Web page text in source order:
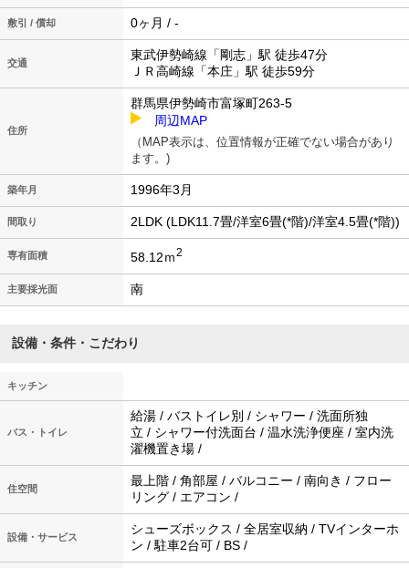
敷引 / 償却 0ヶ月 / -
交通
東武伊勢崎線「剛志」駅 徒歩47分
ＪＲ高崎線「本庄」駅 徒歩59分
住所
群馬県伊勢崎市富塚町263-5
周辺MAP
（MAP表示は、位置情報が正確でない場合があり
ます。)
築年月 1996年3月
間取り 2LDK (LDK11.7畳/洋室6畳(*階)/洋室4.5畳(*階))
専有面積 58.12ｍ2
主要採光面 南
設備・条件・こだわり
キッチン
バス・トイレ
給湯 / バストイレ別 / シャワー / 洗面所独
立 / シャワー付洗面台 / 温水洗浄便座 / 室内洗
濯機置き場 /
住空間
最上階 / 角部屋 / バルコニー / 南向き / フロー
リング / エアコン /
設備・サービス
シューズボックス / 全居室収納 / TVインターホ
ン / 駐車2台可 / BS /